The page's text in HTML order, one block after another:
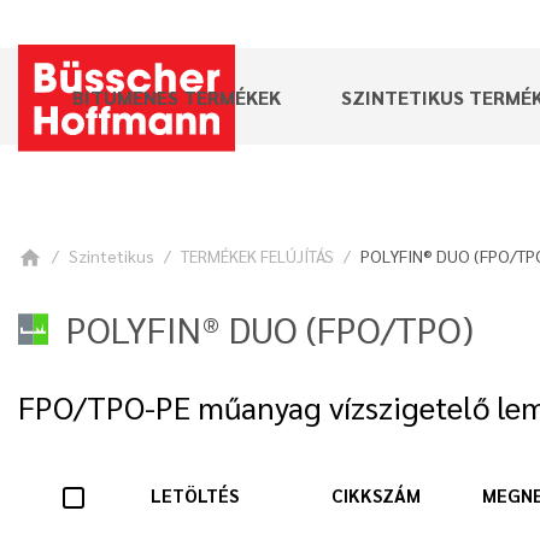
BITUMENES TERMÉKEK SZINTETIKUS
home Szintetikus TERMÉKEK FELÚJÍTÁS POLYFIN® DUO (FPO/
POLYFIN® DUO (FPO/TPO)
FPO/TPO-PE műanyag vízszigetelő
LETÖLTÉS CIKKSZÁM